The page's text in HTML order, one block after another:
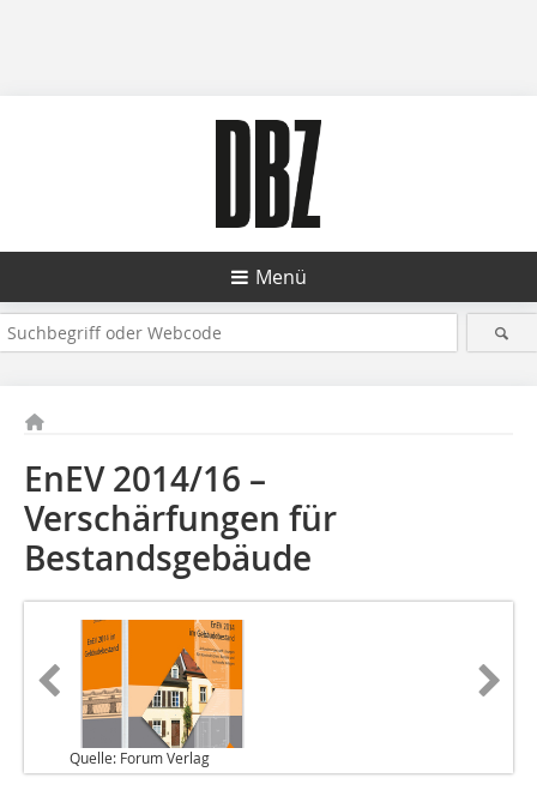
Menü
EnEV 2014/16 –
Verschärfungen für
Bestandsgebäude
Quelle: Forum Verlag